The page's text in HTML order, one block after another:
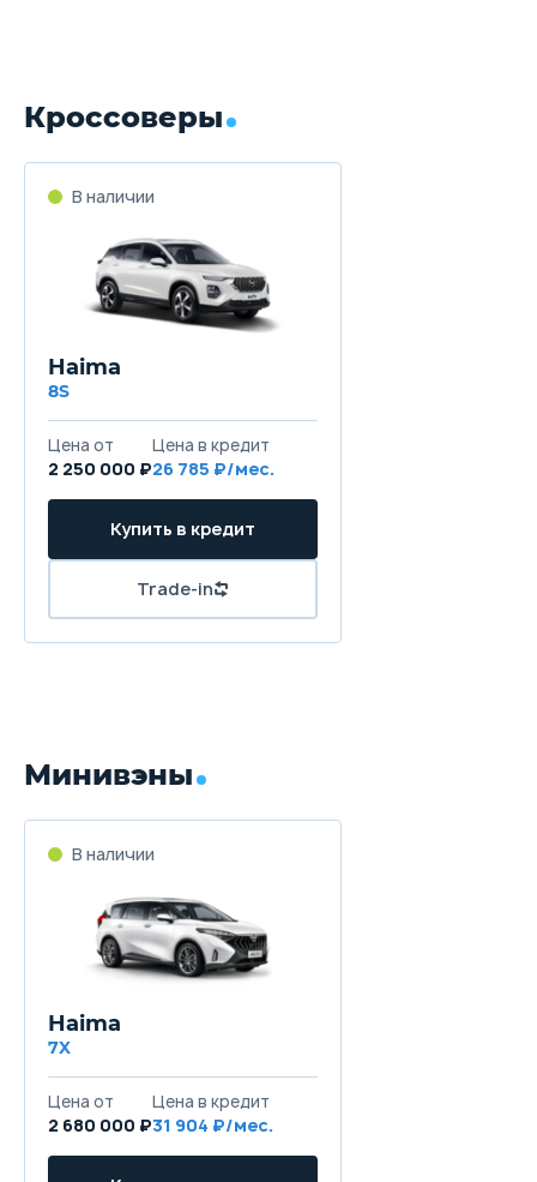
Кроссоверы
В наличии
Haima
8S
Цена от
2 250 000 ₽
Цена в кредит
26 785 ₽/мес.
Купить в кредит
Trade-in
Минивэны
В наличии
Haima
7X
Цена от
2 680 000 ₽
Цена в кредит
31 904 ₽/мес.